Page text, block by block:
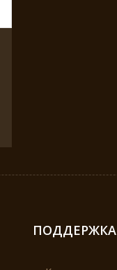
ПОДДЕРЖКА